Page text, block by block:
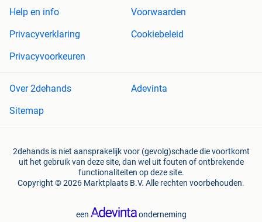
Help en info
Voorwaarden
Privacyverklaring
Cookiebeleid
Privacyvoorkeuren
Over 2dehands
Adevinta
Sitemap
2dehands is niet aansprakelijk voor (gevolg)schade die voortkomt
uit het gebruik van deze site, dan wel uit fouten of ontbrekende
functionaliteiten op deze site.
Copyright © 2026 Marktplaats B.V. Alle rechten voorbehouden.
een onderneming